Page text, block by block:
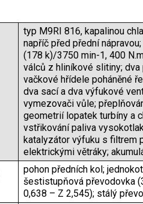
typ M9RI 816, kapalinou
napříč před přední
(178 k)/3750 min-1, 400
válců z hliníkové slitiny; dva
vačkové hřídele poháněné
dva sací a dva výfukové
vymezovači vůle;
geometrií lopatek turbíny a
vstřikování paliva
katalyzátor výfuku s filtrem
elektrickými větráky;
pohon předních kol;
šestistupňová převodovka
0,638 – Z 2,545); stálý